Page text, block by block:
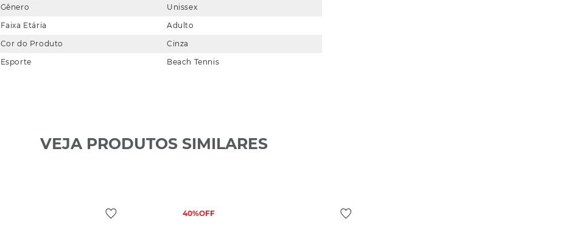
Gênero
Unissex
Faixa Etária
Adulto
Cor do Produto
Cinza
Esporte
Beach Tennis
VEJA PRODUTOS SIMILARES
40%